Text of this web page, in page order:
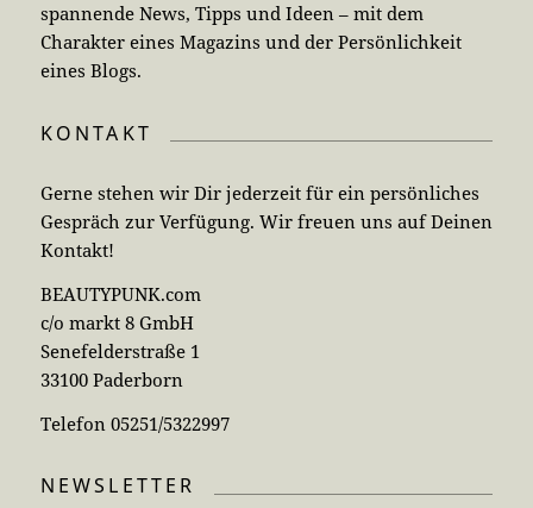
spannende News, Tipps und Ideen – mit dem
Charakter eines Magazins und der Persönlichkeit
eines Blogs.
KONTAKT
Gerne stehen wir Dir jederzeit für ein persönliches
Gespräch zur Verfügung. Wir freuen uns auf Deinen
Kontakt!
BEAUTYPUNK.com
c/o markt 8 GmbH
Senefelderstraße 1
33100 Paderborn
Telefon 05251/5322997
NEWSLETTER